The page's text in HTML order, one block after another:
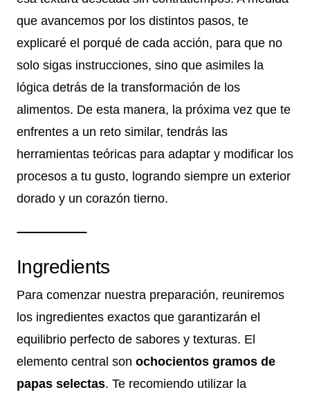
que avancemos por los distintos pasos, te
explicaré el porqué de cada acción, para que no
solo sigas instrucciones, sino que asimiles la
lógica detrás de la transformación de los
alimentos. De esta manera, la próxima vez que te
enfrentes a un reto similar, tendrás las
herramientas teóricas para adaptar y modificar los
procesos a tu gusto, logrando siempre un exterior
dorado y un corazón tierno.
Ingredients
Para comenzar nuestra preparación, reuniremos
los ingredientes exactos que garantizarán el
equilibrio perfecto de sabores y texturas. El
elemento central son ochocientos gramos de
papas selectas. Te recomiendo utilizar la